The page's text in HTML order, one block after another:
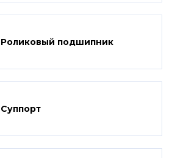
Роликовый подшипник
Суппорт